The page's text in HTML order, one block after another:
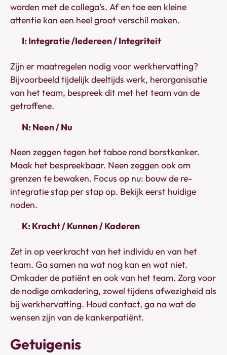
worden met de collega’s. Af en toe een kleine
attentie kan een heel groot verschil maken.
I: Integratie /Iedereen / Integriteit
Zijn er maatregelen nodig voor werkhervatting?
Bijvoorbeeld tijdelijk deeltijds werk, herorganisatie
van het team, bespreek dit met het team van de
getroffene.
N: Neen / Nu
Neen zeggen tegen het taboe rond borstkanker.
Maak het bespreekbaar. Neen zeggen ook om
grenzen te bewaken. Focus op nu: bouw de re-
integratie stap per stap op. Bekijk eerst huidige
noden.
K: Kracht / Kunnen / Kaderen
Zet in op veerkracht van het individu en van het
team. Ga samen na wat nog kan en wat niet.
Omkader de patiënt en ook van het team. Zorg voor
de nodige omkadering, zowel tijdens afwezigheid als
bij werkhervatting. Houd contact, ga na wat de
wensen zijn van de kankerpatiënt.
Getuigenis